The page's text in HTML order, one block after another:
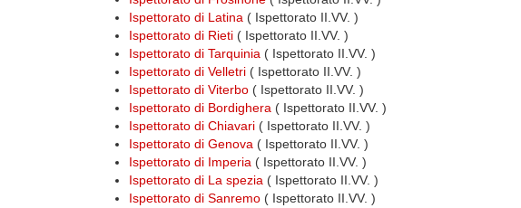
Ispettorato di Latina ( Ispettorato II.VV. )
Ispettorato di Rieti ( Ispettorato II.VV. )
Ispettorato di Tarquinia ( Ispettorato II.VV. )
Ispettorato di Velletri ( Ispettorato II.VV. )
Ispettorato di Viterbo ( Ispettorato II.VV. )
Ispettorato di Bordighera ( Ispettorato II.VV. )
Ispettorato di Chiavari ( Ispettorato II.VV. )
Ispettorato di Genova ( Ispettorato II.VV. )
Ispettorato di Imperia ( Ispettorato II.VV. )
Ispettorato di La spezia ( Ispettorato II.VV. )
Ispettorato di Sanremo ( Ispettorato II.VV. )